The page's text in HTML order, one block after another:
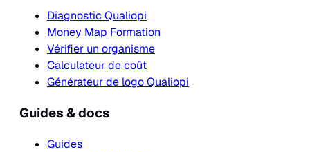
Diagnostic Qualiopi
Money Map Formation
Vérifier un organisme
Calculateur de coût
Générateur de logo Qualiopi
Guides & docs
Guides